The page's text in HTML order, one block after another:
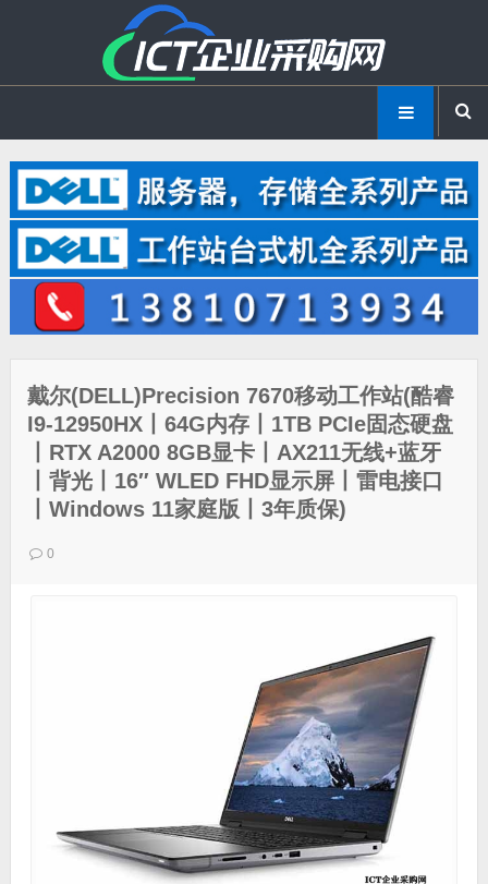
戴尔(DELL)Precision 7670移动工作站(酷睿
I9-12950HX丨64G内存丨1TB PCIe固态硬盘
丨RTX A2000 8GB显卡丨AX211无线+蓝牙
丨背光丨16″ WLED FHD显示屏丨雷电接口
丨Windows 11家庭版丨3年质保)
0